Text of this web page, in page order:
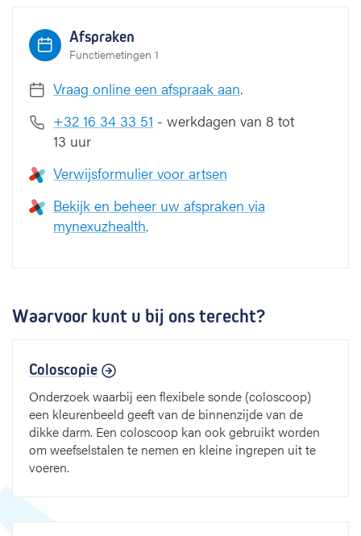
Afspraken
Functiemetingen 1
Vraag online een afspraak aan.
+32 16 34 33 51 - werkdagen van 8 tot
13 uur
Verwijsformulier voor artsen
Bekijk en beheer uw afspraken via
mynexuzhealth.
Waarvoor kunt u bij ons terecht?
Coloscopie
Onderzoek waarbij een flexibele sonde (coloscoop)
een kleurenbeeld geeft van de binnenzijde van de
dikke darm. Een coloscoop kan ook gebruikt worden
om weefselstalen te nemen en kleine ingrepen uit te
voeren.